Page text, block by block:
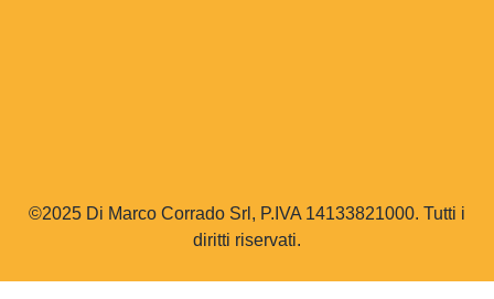
©2025 Di Marco Corrado Srl, P.IVA 14133821000. Tutti i
diritti riservati.